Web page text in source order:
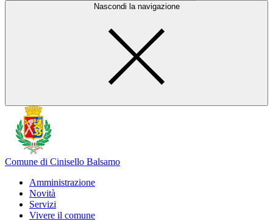
Nascondi la navigazione
Comune di Cinisello Balsamo
Amministrazione
Novità
Servizi
Vivere il comune